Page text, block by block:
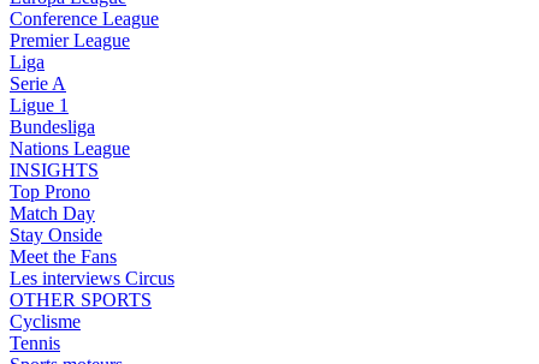
Conference League
Premier League
Liga
Serie A
Ligue 1
Bundesliga
Nations League
INSIGHTS
Top Prono
Match Day
Stay Onside
Meet the Fans
Les interviews Circus
OTHER SPORTS
Cyclisme
Tennis